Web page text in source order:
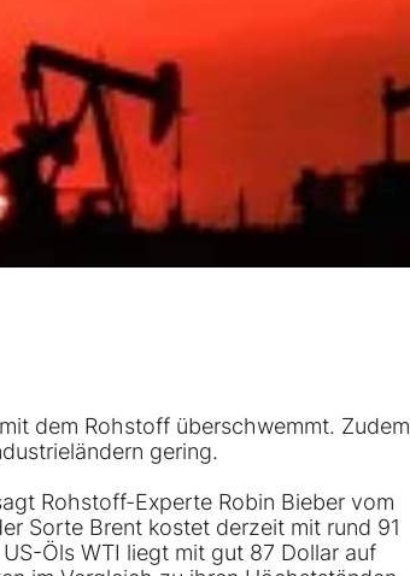
dem Rohstoff überschwemmt. Zudem
gering.
Rohstoff-Experte Robin Bieber vom
Sorte Brent kostet derzeit mit rund 91
Öls WTI liegt mit gut 87 Dollar auf